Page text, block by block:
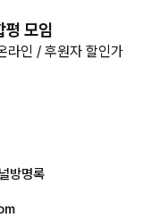
모임
라인 / 후원자 할인가
방명록